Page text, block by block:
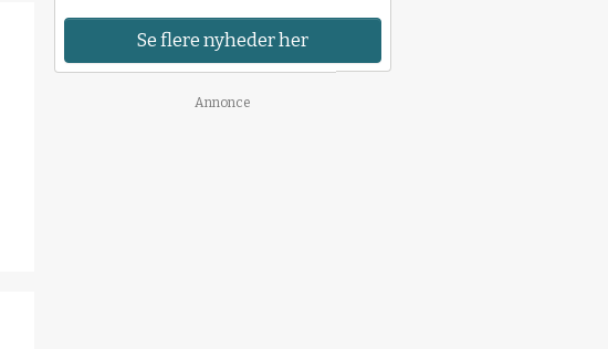
Se flere nyheder her
Annonce